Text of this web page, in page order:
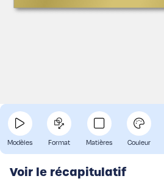
Résistant aux UV
et aux intempéries
Produit
Voir le récapitulatif
Modèles Format Matières Couleur